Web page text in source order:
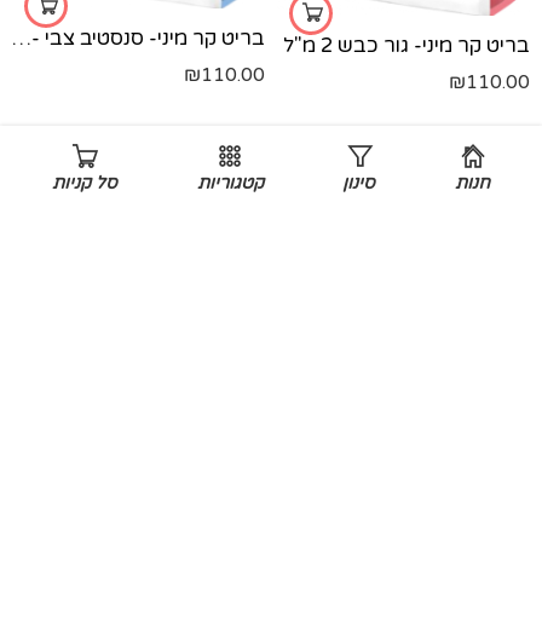
בריט קר מיני- גור כבש 2 מ"ל
₪110.00
בריט קר מיני- סנסטיב צבי -כחול 2 קג
₪110.00
חנות סינון קטגוריות סל קניות